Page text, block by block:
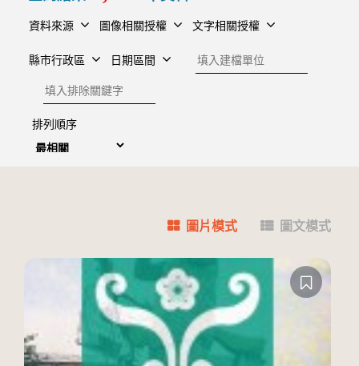
資料來源 圖像相關授權 文字相關授權
縣市行政區 日期區間
建檔單位
排除關鍵字
排列順序
圖片模式 圖文模式